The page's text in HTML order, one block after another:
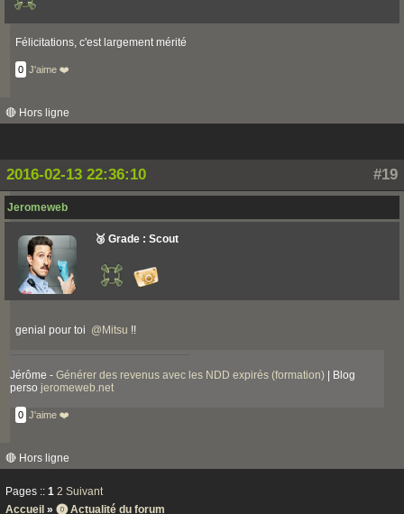
Félicitations, c'est largement mérité
0 J'aime ❤️
🔴 Hors ligne
#19
2016-02-13 22:36:10
Jeromeweb
🥉 Grade : Scout
genial pour toi @Mitsu !!
Jérôme - Générer des revenus avec les NDD expirés (formation) | Blog
perso jeromeweb.net
0 J'aime ❤️
🔴 Hors ligne
Pages :: 1 2 Suivant
Accueil » ⓿ Actualité du forum